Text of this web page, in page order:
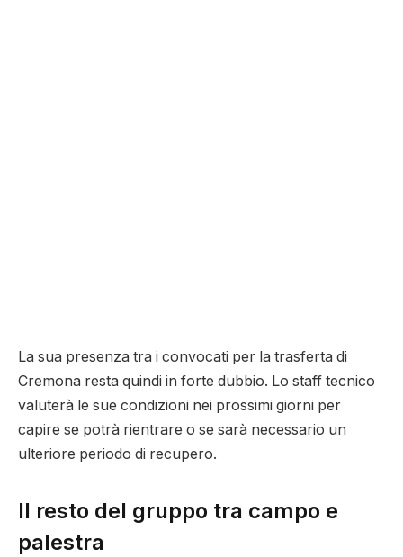
La sua presenza tra i convocati per la trasferta di
Cremona resta quindi in forte dubbio. Lo staff tecnico
valuterà le sue condizioni nei prossimi giorni per
capire se potrà rientrare o se sarà necessario un
ulteriore periodo di recupero.
Il resto del gruppo tra campo e
palestra